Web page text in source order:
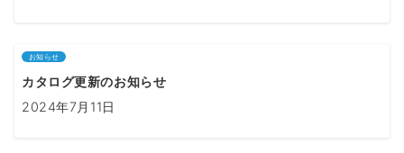
お知らせ
カタログ更新のお知らせ
2024年7月11日